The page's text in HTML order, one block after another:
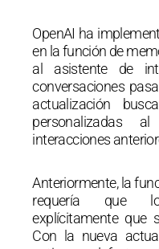
OpenAI ha
en la función de
al asistente de
conversaciones
actualización
personalizadas
interacciones
Anteriormente, la
requería que
explícitamente que
Con la nueva